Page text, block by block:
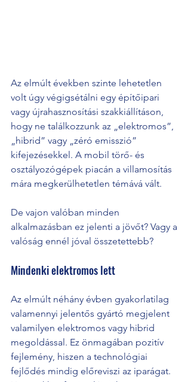
Az elmúlt években szinte lehetetlen
volt úgy végigsétálni egy építőipari
vagy újrahasznosítási szakkiállításon,
hogy ne találkozzunk az „elektromos”,
„hibrid” vagy „zéró emisszió”
kifejezésekkel. A mobil törő- és
osztályozógépek piacán a villamosítás
mára megkerülhetetlen témává vált.
De vajon valóban minden
alkalmazásban ez jelenti a jövőt? Vagy a
valóság ennél jóval összetettebb?
Mindenki elektromos lett
Az elmúlt néhány évben gyakorlatilag
valamennyi jelentős gyártó megjelent
valamilyen elektromos vagy hibrid
megoldással. Ez önmagában pozitív
fejlemény, hiszen a technológiai
fejlődés mindig előreviszi az iparágat.